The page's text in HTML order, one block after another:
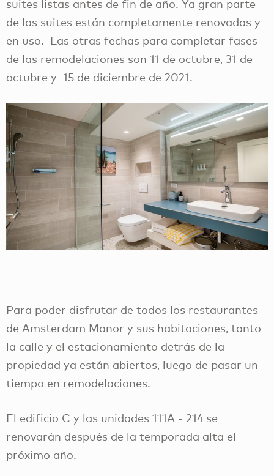
suites listas antes de fin de año. Ya gran parte
de las suites están completamente renovadas y
en uso. Las otras fechas para completar fases
de las remodelaciones son 11 de octubre, 31 de
octubre y 15 de diciembre de 2021.
Para poder disfrutar de todos los restaurantes
de Amsterdam Manor y sus habitaciones, tanto
la calle y el estacionamiento detrás de la
propiedad ya están abiertos, luego de pasar un
tiempo en remodelaciones.
El edificio C y las unidades 111A - 214 se
renovarán después de la temporada alta el
próximo año.